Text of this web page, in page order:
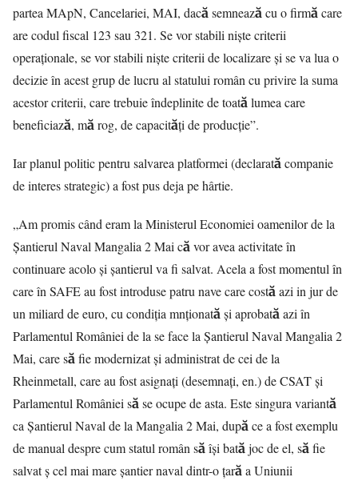
partea MApN, Cancelariei, MAI, dacă semnează cu o firmă care
are codul fiscal 123 sau 321. Se vor stabili niște criterii
operaționale, se vor stabili niște criterii de localizare și se va lua o
decizie în acest grup de lucru al statului român cu privire la suma
acestor criterii, care trebuie îndeplinite de toată lumea care
beneficiază, mă rog, de capacități de producție”.
Iar planul politic pentru salvarea platformei (declarată companie
de interes strategic) a fost pus deja pe hârtie.
„Am promis când eram la Ministerul Economiei oamenilor de la
Șantierul Naval Mangalia 2 Mai că vor avea activitate în
continuare acolo și șantierul va fi salvat. Acela a fost momentul în
care în SAFE au fost introduse patru nave care costă azi in jur de
un miliard de euro, cu condiția mnționată și aprobată azi în
Parlamentul României de la se face la Șantierul Naval Mangalia 2
Mai, care să fie modernizat și administrat de cei de la
Rheinmetall, care au fost asignați (desemnați, en.) de CSAT și
Parlamentul României să se ocupe de asta. Este singura variantă
ca Șantierul Naval de la Mangalia 2 Mai, după ce a fost exemplu
de manual despre cum statul român să își bată joc de el, să fie
salvat ș cel mai mare șantier naval dintr-o țară a Uniunii